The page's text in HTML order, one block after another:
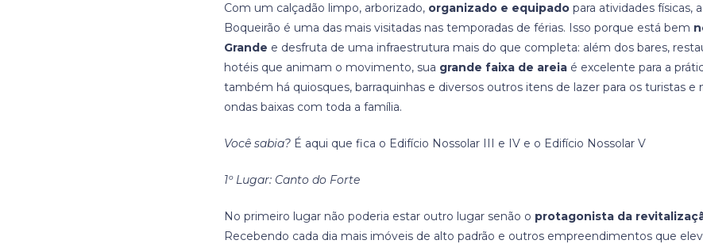
Com um calçadão limpo, arborizado, organizado e equipado para atividades físicas,
Boqueirão é uma das mais visitadas nas temporadas de férias. Isso porque está bem
Grande e desfruta de uma infraestrutura mais do que completa: além dos bares,
hotéis que animam o movimento, sua grande faixa de areia é excelente para a
também há quiosques, barraquinhas e diversos outros itens de lazer para os turistas
ondas baixas com toda a família.
Você sabia? É aqui que fica o Edifício Nossolar III e IV e o Edifício Nossolar V
1º Lugar: Canto do Forte
No primeiro lugar não poderia estar outro lugar senão o protagonista da
Recebendo cada dia mais imóveis de alto padrão e outros empreendimentos que